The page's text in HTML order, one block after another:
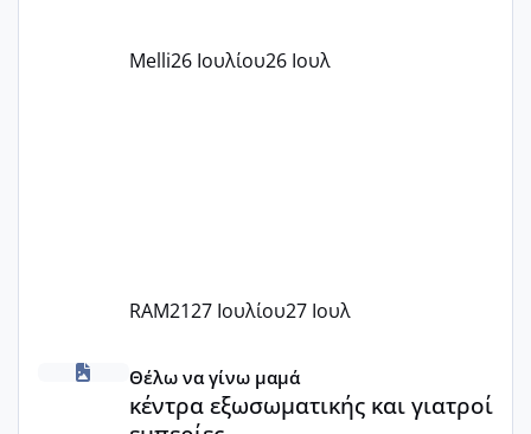
Εγώ πήγα σε έναν ιδιωτικό παιδικό στ
Melli26 Ιουλίου26 Ιουλ
RAM2127 Ιουλίου27 Ιουλ
κέντρα εξωσωματικής και γιατροί εμπερίες
Θέλω να γίνω μαμά
κέντρα εξωσωματικής και γιατροί